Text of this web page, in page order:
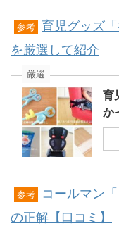
参考 育児グッズ
を厳選して紹介
厳選
育
か
参考
コールマン
の正解【口コミ】